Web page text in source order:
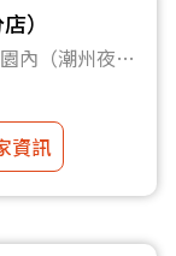
）
內（潮州夜市
資訊